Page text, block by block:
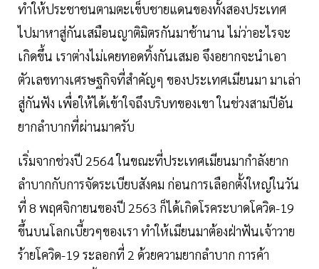
ทำให้ประชาชนตามตะเข็บชายแดนของทั้งสองประเทศ
ไปมาหาสู่กันเสมือนญาติมิตรกันมาช้านาน ไม่ว่าอะไรจะ
เกิดขึ้น เราต่างไม่เคยทอดทิ้งกันเสมอ จึงอยากจะนำเอา
ตัวเลขทางเศรษฐกิจที่สำคัญๆ ของประเทศเมียนมา มาเล่า
สู่กันฟัง เพื่อให้ได้เข้าใจถึงบริบทของเขา ในช่วงสามปีอัน
ยากลำบากที่ผ่านมาครับ
เริ่มจากช่วงปี 2564 ในขณะที่ประเทศเมียนมากำลังยาก
ลำบากกับการจัดระเบียบสังคม ก่อนการเลือกตั้งใหญ่ในวัน
ที่ 8 พฤศจิกายนของปี 2563 ก็ได้เกิดโรคระบาดโควิด-19
ขึ้นบนโลกเบี้ยวๆของเรา ทำให้เมียนมาต้องฝ่าฟันเจ้าวาย
ร้ายโควิด-19 ระลอกที่ 2 ด้วยความยากลำบาก การค้า